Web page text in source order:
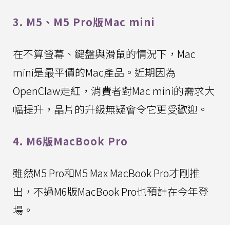
3. M5、M5 Pro版Mac mini
在不算螢幕、鍵盤與滑鼠的情況下，Mac
mini是最平價的Mac產品。近期因為
OpenClaw走紅，消費者對Mac mini的需求大
幅提升，晶片的升級無疑會令它更受歡迎。
4. M6版MacBook Pro
雖然M5 Pro和M5 Max MacBook Pro才剛推
出，不過M6版MacBook Pro也預計在今年登
場。